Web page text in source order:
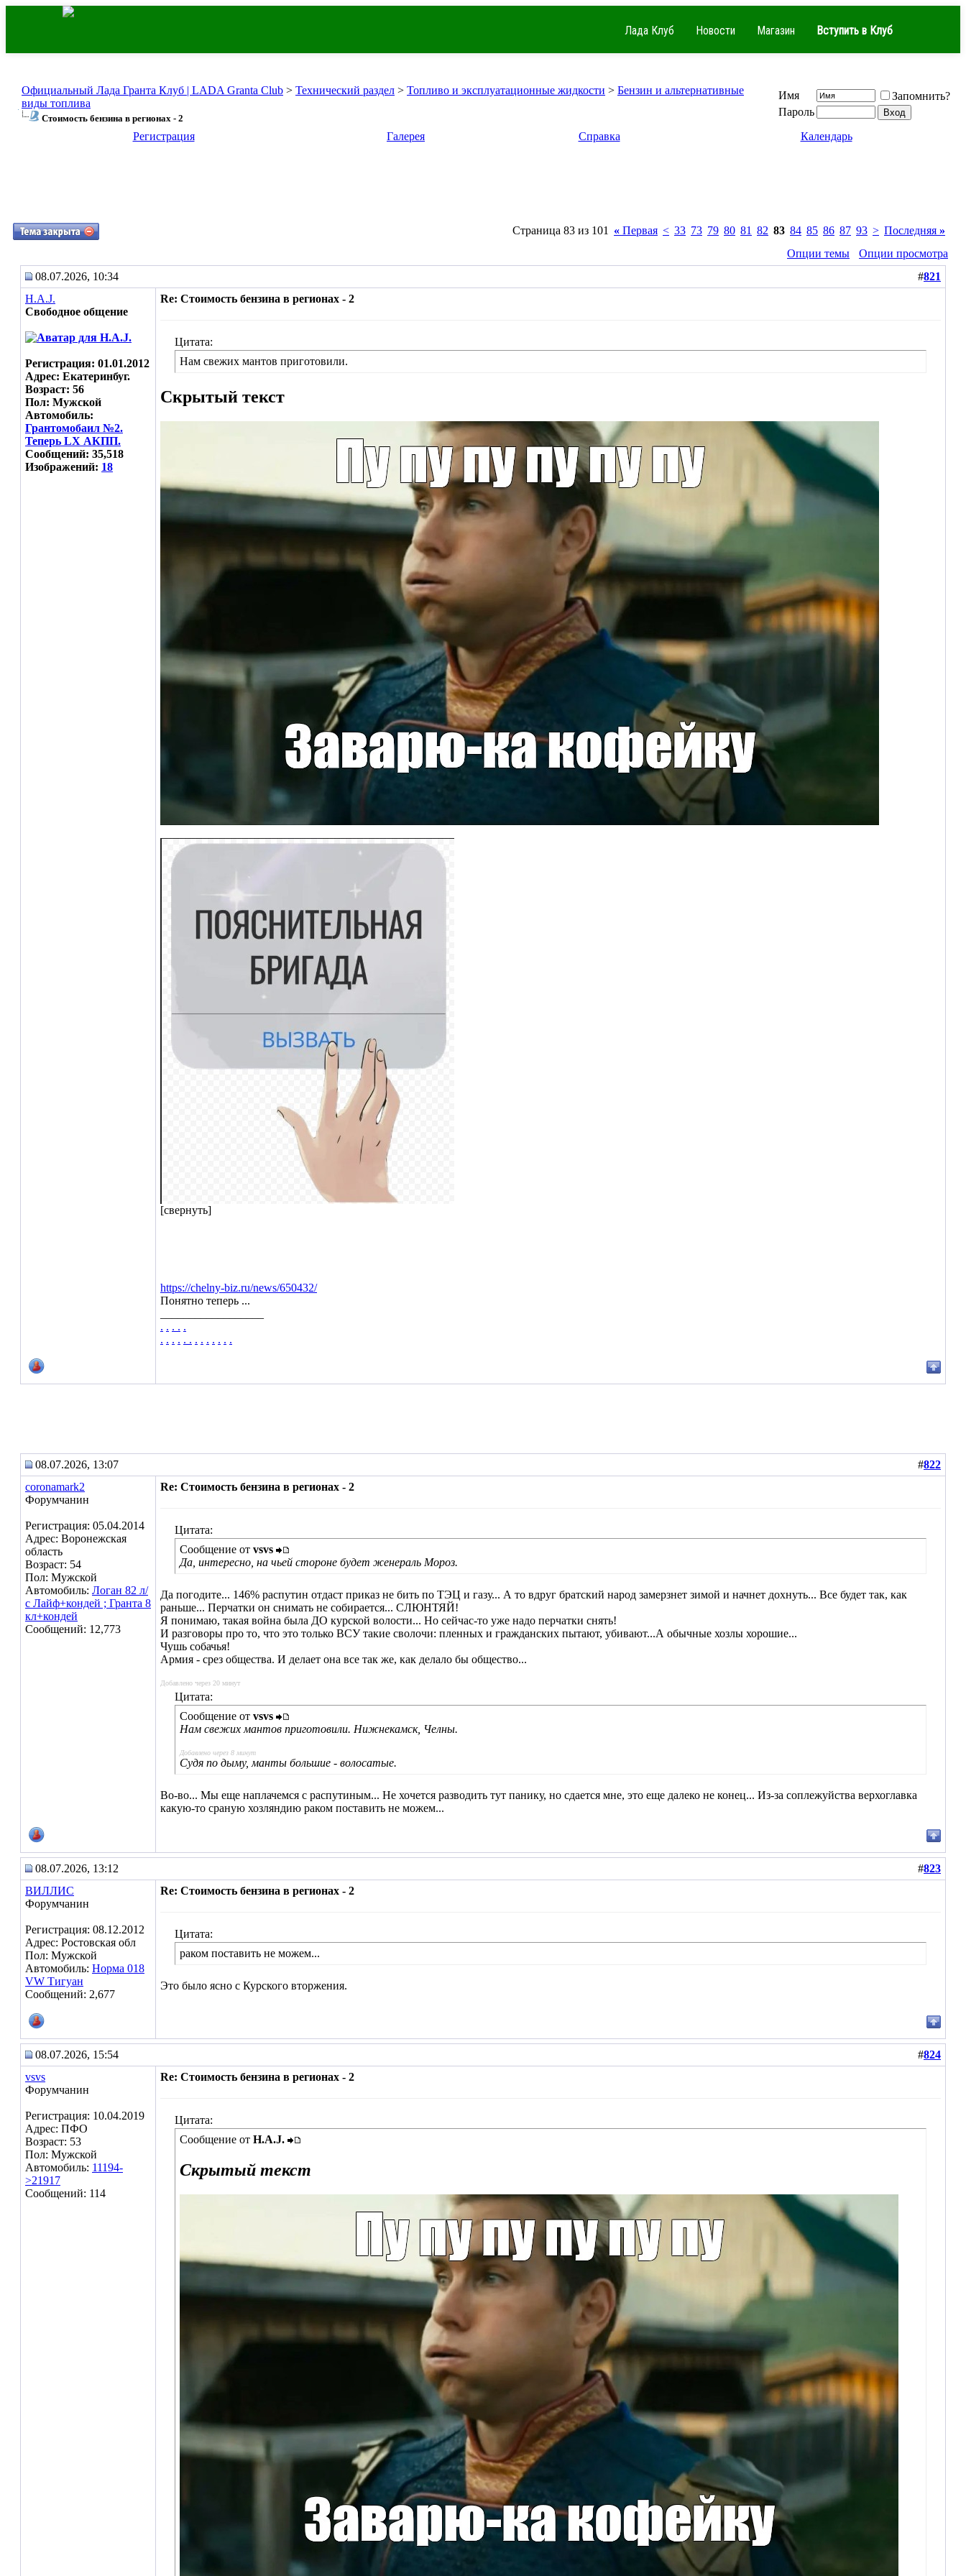
Лада Клуб Новости Магазин Вступить в Клуб
Официальный Лада Гранта Клуб | LADA Granta Club > Технический раздел > Топливо и эксплуатационные жидкости > Бензин и альтернативные
виды топлива
Стоимость бензина в регионах - 2
Имя
Запомнить?
Пароль
Регистрация
Галерея Справка Календарь
Страница 83 из 101 « Первая < 33 73 79 80 81 82 83 84 85 86 87 93 > Последняя »
Опции темы
Опции просмотра
08.07.2026, 10:34
#821
H.A.J.
Свободное общение
Регистрация: 01.01.2012
Адрес: Екатеринбуг.
Возраст: 56
Пол: Мужской
Автомобиль:
Грантомобаил №2.
Теперь LX АКПП.
Сообщений: 35,518
Изображений: 18
Re: Стоимость бензина в регионах - 2
Цитата:
Нам свежих мантов приготовили.
Скрытый текст
[свернуть]
https://chelny-biz.ru/news/650432/
Понятно теперь ...
. . . . .
. . . . . . . . . . . . .
08.07.2026, 13:07 #822
coronamark2
Форумчанин
Регистрация: 05.04.2014
Адрес: Воронежская
область
Возраст: 54
Пол: Мужской
Автомобиль: Логан 82 л/
с Лайф+кондей ; Гранта 8
кл+кондей
Сообщений: 12,773
Re: Стоимость бензина в регионах - 2
Цитата:
Сообщение от vsvs
Да, интересно, на чьей стороне будет женераль Мороз.
Да погодите... 146% распутин отдаст приказ не бить по ТЭЦ и газу... А то вдруг братский народ замерзнет зимой и начнет дохнуть... Все будет так, как
раньше... Перчатки он снимать не собирается... СЛЮНТЯЙ!
Я понимаю, такая война была ДО курской волости... Но сейчас-то уже надо перчатки снять!
И разговоры про то, что это только ВСУ такие сволочи: пленных и гражданских пытают, убивают...А обычные хозлы хорошие...
Чушь собачья!
Армия - срез общества. И делает она все так же, как делало бы общество...
Добавлено через 20 минут
Цитата:
Сообщение от vsvs
Нам свежих мантов приготовили. Нижнекамск, Челны.
Добавлено через 8 минут
Судя по дыму, манты большие - волосатые.
Во-во... Мы еще наплачемся с распутиным... Не хочется разводить тут панику, но сдается мне, это еще далеко не конец... Из-за соплежуйства верхоглавка
какую-то сраную хозляндию раком поставить не можем...
08.07.2026, 13:12 #823
ВИЛЛИС
Форумчанин
Регистрация: 08.12.2012
Адрес: Ростовская обл
Пол: Мужской
Автомобиль: Норма 018
VW Тигуан
Сообщений: 2,677
Re: Стоимость бензина в регионах - 2
Цитата:
раком поставить не можем...
Это было ясно с Курского вторжения.
08.07.2026, 15:54 #824
vsvs
Форумчанин
Регистрация: 10.04.2019
Адрес: ПФО
Возраст: 53
Пол: Мужской
Автомобиль: 11194-
>21917
Сообщений: 114
Re: Стоимость бензина в регионах - 2
Цитата:
Сообщение от H.A.J.
Скрытый текст